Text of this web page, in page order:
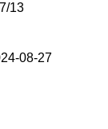
13
08-27